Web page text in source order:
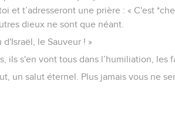
et t’adresseront une prière : « C'est
dieux ne sont que néant.
le Sauveur ! »
s'en vont tous dans l’humiliation, les
un salut éternel. Plus jamais vous ne